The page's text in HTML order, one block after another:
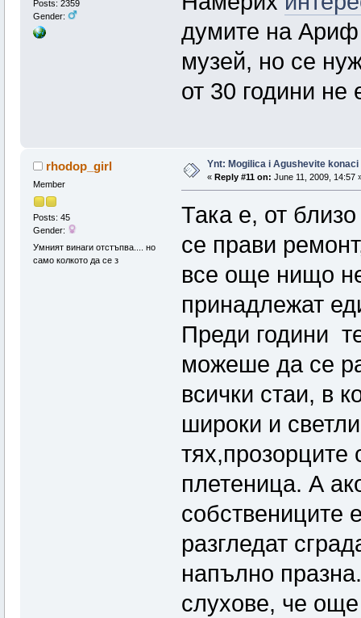
Posts: 2359
Gender:
думите на Ариф
музей, но се
от 30 години
rhodop_girl
Member
Posts: 45
Gender:
Умният винаги отстъпва.... но
само колкото да се з
Ynt: Mogilica i Agushevite konaci
« Reply #11 on: June 11, 2009, 14:57
Така е, от
се прави
все още нищо
принадлежат
Преди години
можеше да се
всички стаи, в
широки и
тях,прозорците
плетеница. А
собствениците
разгледат
напълно
слухове, че още